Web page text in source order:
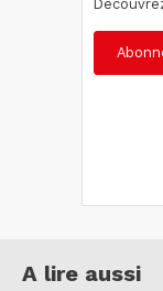
A lire aussi